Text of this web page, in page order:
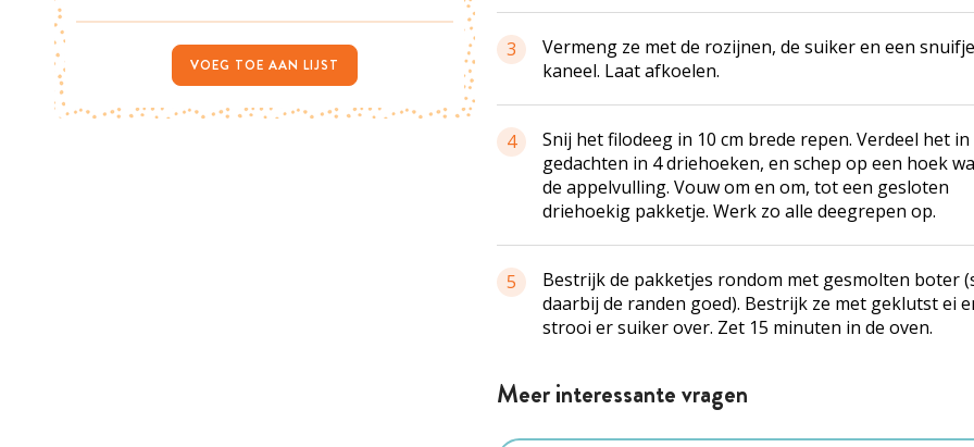
3
Vermeng ze met de rozijnen, de suiker en een snuifje
kaneel. Laat afkoelen.
4
Snij het filodeeg in 10 cm brede repen. Verdeel het in
gedachten in 4 driehoeken, en schep op een hoek
de appelvulling. Vouw om en om, tot een gesloten
driehoekig pakketje. Werk zo alle deegrepen op.
5
Bestrijk de pakketjes rondom met gesmolten boter
daarbij de randen goed). Bestrijk ze met geklutst ei
strooi er suiker over. Zet 15 minuten in de oven.
Meer interessante vragen
VOEG TOE AAN LIJST